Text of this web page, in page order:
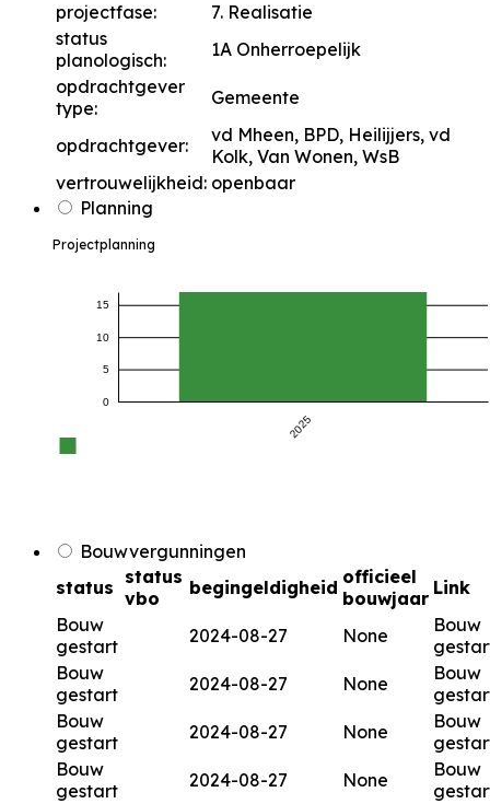
projectfase:
7. Realisatie
status
planologisch:
1A Onherroepelijk
opdrachtgever
type:
Gemeente
opdrachtgever:
vd Mheen, BPD, Heilijjers, vd
Kolk, Van Wonen, WsB
vertrouwelijkheid: openbaar
Planning
Projectplanning
0
5
10
15
2025
Bouwvergunningen
status status
vbo
begingeldigheid officieel
bouwjaar Link
Bouw
gestart
2024-08-27 None
Bouw
Bouw
gestart
2024-08-27 None
Bouw
Bouw
gestart
2024-08-27 None
Bouw
Bouw
gestart
2024-08-27 None
Bouw